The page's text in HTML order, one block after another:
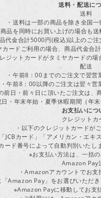
送料・配送に
送料
・送料は一部の商品を除き全国
商品を同時にお買い上げの場合も
代金合計5000円(税込)以上のご注
カードご利用の場合、商品代金合
ットカードがタミヤカードの
配送
・午前8：00までのご注文で翌営
・午前8：00以降のご注文は翌々営
前日・前々日に頂いたご注文は、
・年末年始・夏季休暇期間（年
お支払いにつ
クレジットカ
・以下のクレジットカードが
JCBカード」「アメリカン・エ
ード番号によって自動判別いたし
※お支払い方法は、一括の
Amazon Pay
・Amazonアカウントでお支
Amazon Pay」をお選びいただ
※Amazon Payに移動してお支